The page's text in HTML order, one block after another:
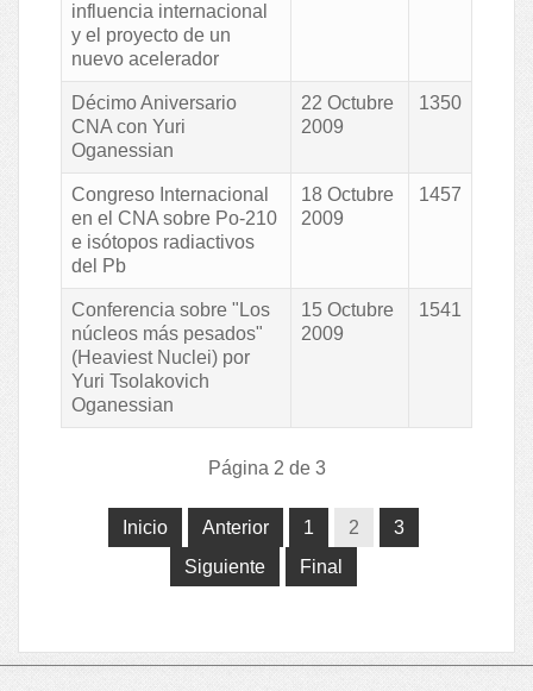
influencia internacional
y el proyecto de un
nuevo acelerador
Décimo Aniversario
CNA con Yuri
Oganessian
22 Octubre
2009
1350
Congreso Internacional
en el CNA sobre Po-210
e isótopos radiactivos
del Pb
18 Octubre
2009
1457
Conferencia sobre "Los
núcleos más pesados"
(Heaviest Nuclei) por
Yuri Tsolakovich
Oganessian
15 Octubre
2009
1541
Página 2 de 3
Inicio Anterior 1 2
3
Siguiente
Final